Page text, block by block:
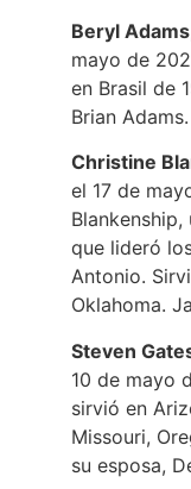
Beryl Adams
mayo de
en Brasil de
Brian Adams.
Christine
el 17 de
que lideró
Antonio.
Oklahoma.
Steven
10 de mayo
sirvió en
Missouri,
su esposa,